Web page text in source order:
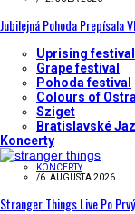
Jubilejná Pohoda Prepísala
Uprising festival
Grape festival
Pohoda festival
Colours of
Sziget
Bratislavské
Koncerty
KONCERTY
/6. AUGUSTA 2026
Stranger Things Live Po